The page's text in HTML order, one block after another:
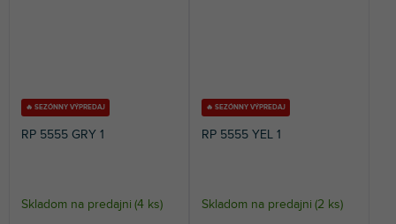
🔥 SEZÓNNY VÝPREDAJ
RP 5555 GRY 1
Skladom na predajni (4 ks)
🔥 SEZÓNNY VÝPREDAJ
RP 5555 YEL 1
Skladom na predajni (2 ks)